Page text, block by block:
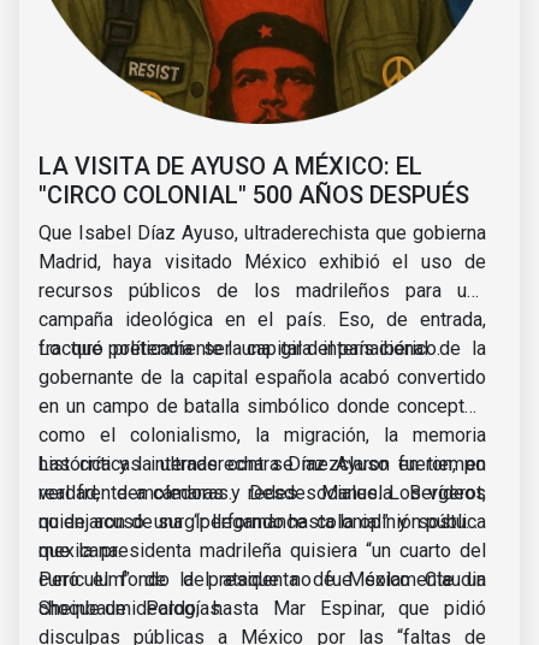
LA VISITA DE AYUSO A MÉXICO: EL
"CIRCO COLONIAL" 500 AÑOS DESPUÉS
Que Isabel Díaz Ayuso, ultraderechista que gobierna
Madrid, haya visitado México exhibió el uso de
recursos públicos de los madrileños para una
campaña ideológica en el país. Eso, de entrada,
fracturó políticamente la capital del país ibérico.
Lo que pretendía ser una gira internacional de la
gobernante de la capital española acabó convertido
en un campo de batalla simbólico donde conceptos
como el colonialismo, la migración, la memoria
histórica y la ultraderecha se mezclaron en tiempo
real frente a cámaras y redes sociales. Los vídeos
no dejaron de surgir llegando hasta la opinión pública
mexicana.
Las críticas internas contra Díaz Ayuso fueron, en
verdad, demoledoras. Desde Manuela Bergerot,
quien acusó una “performance colonial” y sostuvo
que la presidenta madrileña quisiera “un cuarto del
currículum” de la presidenta de México Claudia
Sheinbaum Pardo, hasta Mar Espinar, que pidió
disculpas públicas a México por las “faltas de
Pero el fondo del ataque no fue solamente un
choque de ideologías.